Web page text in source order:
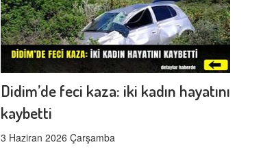
Didim’de feci kaza: iki kadın hayatını
kaybetti
3 Haziran 2026 Çarşamba